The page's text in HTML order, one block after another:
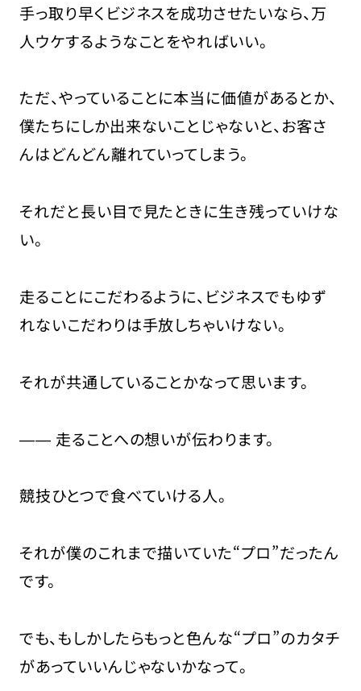
手っ取り早くビジネスを成功させたいなら、万
人ウケするようなことをやればいい。
ただ、やっていることに本当に価値があるとか、
僕たちにしか出来ないこと じゃないと、お客さ
んはどんどん離れていってしまう。
それだと長い目で見たときに生き残っていけな
い。
走ることにこだわるように、ビジネスでもゆず
れないこだわりは手放しちゃいけない。
それが共通していることかなって思います。
―― 走ることへの想いが伝わります。
競技ひとつで食べていける人。
それが僕のこれまで描いていた“プロ”だったん
です。
でも、もしかしたらもっと色んな“プロ”のカタチ
があっていいんじゃないかなって。